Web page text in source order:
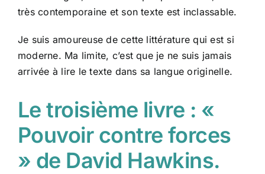
très contemporaine et son texte est inclassable.
Je suis amoureuse de cette littérature qui est si
moderne. Ma limite, c’est que je ne suis jamais
arrivée à lire le texte dans sa langue originelle.
Le troisième livre : «
Pouvoir contre forces
» de David Hawkins.